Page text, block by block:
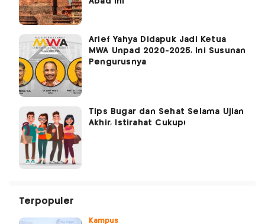
Arief Yahya Didapuk Jadi Ketua
MWA Unpad 2020-2025, Ini Susunan
Pengurusnya
Tips Bugar dan Sehat Selama Ujian
Akhir, Istirahat Cukup!
Terpopuler
Kampus